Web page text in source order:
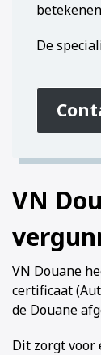
De
VN
VN Douane
certificaat
de Douane
Dit zorgt voor